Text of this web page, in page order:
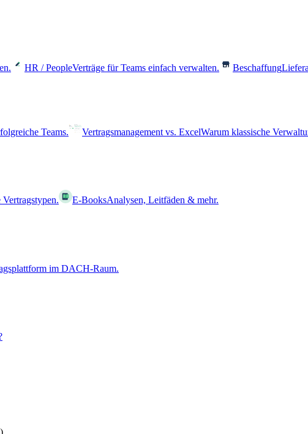
HR / PeopleVerträge für Teams einfach verwalten. Beschaffung
Teams. Vertragsmanagement vs. ExcelWarum klassische
E-BooksAnalysen, Leitfäden & mehr.
im DACH-Raum.